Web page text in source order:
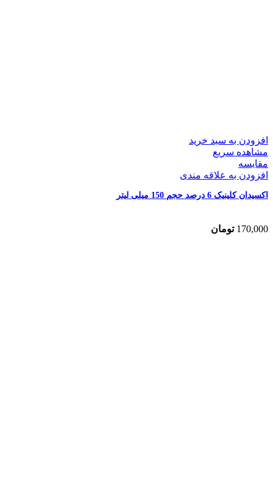
افزودن به سبد خرید
مشاهده سریع
مقایسه
افزودن به علاقه مندی
اکسیدان کلینیک 6 درصد حجم 150 میلی لیتر
170,000 تومان